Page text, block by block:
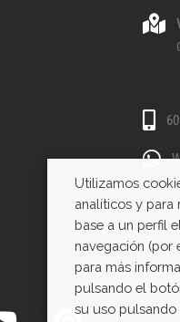
Utilizamos
analíticos y para
base a un perfil
navegación (por
para más
pulsando el
su uso pulsando